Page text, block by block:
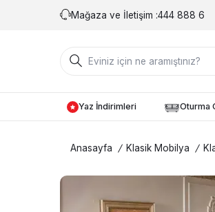
Mağaza ve İletişim :444 888 6
Yaz İndirimleri Oturma
Anasayfa / Klasik Mobilya /